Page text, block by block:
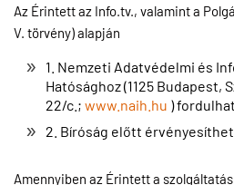
Az Érintett az Info.tv., valamint a
V. törvény) alapján
1. Nemzeti Adatvédelmi és
Hatósághoz (1125 Budapest,
22/c.; www.naih.hu )
2. Bíróság előtt
Amennyiben az Érintett a